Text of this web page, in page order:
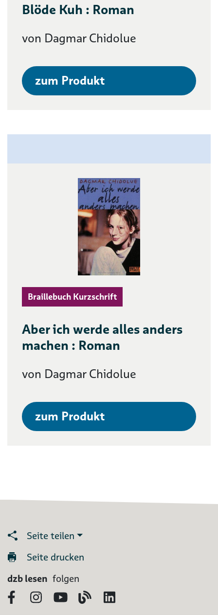
Blöde Kuh : Roman
von Dagmar Chidolue
zum Produkt
Braillebuch Kurzschrift
Aber ich werde alles anders
machen : Roman
von Dagmar Chidolue
zum Produkt
Seite teilen
Seite drucken
dzb lesen folgen
FacebookInstagram
YouTubeBlog